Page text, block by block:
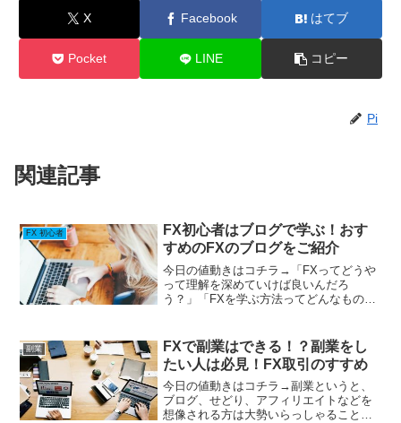
X Facebook はてブ
Pocket LINE コピー
Pi
関連記事
FX 初心者
FX初心者はブログで学ぶ！おす
すめのFXのブログをご紹介
今日の値動きはコチラ→「FXってどうや
って理解を深めていけば良いんだろ
う？」「FXを学ぶ方法ってどんなものが
めるにあたってどのように学んでいけば
良いのか悩んでいる方も...
副業
FXで副業はできる！？副業をし
たい人は必見！FX取引のすすめ
今日の値動きはコチラ→副業というと、
ブログ、せどり、アフィリエイトなどを
想像される方は大勢いらっしゃることで